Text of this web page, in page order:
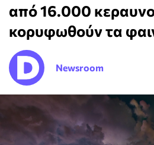
από 16.000
κορυφωθούν τα
Newsroom